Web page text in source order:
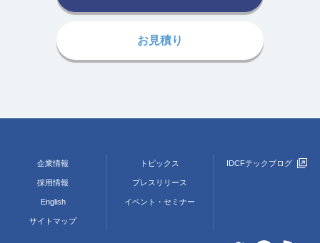
お見積り
企業情報
採用情報
English
サイトマップ
トピックス
プレスリリース
イベント・セミナー
IDCFテックブログ